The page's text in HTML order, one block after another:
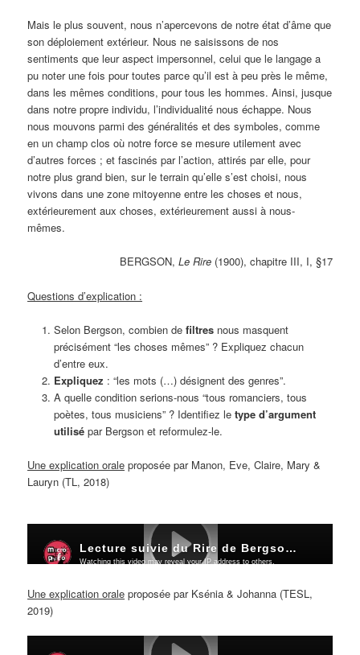
Mais le plus souvent, nous n’apercevons de notre état d’âme que
son déploiement extérieur. Nous ne saisissons de nos
sentiments que leur aspect impersonnel, celui que le langage a
pu noter une fois pour toutes parce qu’il est à peu près le même,
dans les mêmes conditions, pour tous les hommes. Ainsi, jusque
dans notre propre individu, l’individualité nous échappe. Nous
nous mouvons parmi des généralités et des symboles, comme
en un champ clos où notre force se mesure utilement avec
d’autres forces ; et fascinés par l’action, attirés par elle, pour
notre plus grand bien, sur le terrain qu’elle s’est choisi, nous
vivons dans une zone mitoyenne entre les choses et nous,
extérieurement aux choses, extérieurement aussi à nous-
mêmes.
BERGSON, Le Rire (1900), chapitre III, I, §17
Questions d’explication :
Selon Bergson, combien de filtresnous masquent
précisément “les choses mêmes” ? Expliquez chacun
d’entre eux.
Expliquez : “les mots (…) désignent des genres”.
A quelle condition serions-nous “tous romanciers, tous
poètes, tous musiciens” ? Identifiez le type d’argument
utilisépar Bergson et reformulez-le.
Une explication orale proposée par Manon, Eve, Claire, Mary &
Lauryn (TL, 2018)
Une explication orale proposée par Ksénia & Johanna (TESL,
2019)